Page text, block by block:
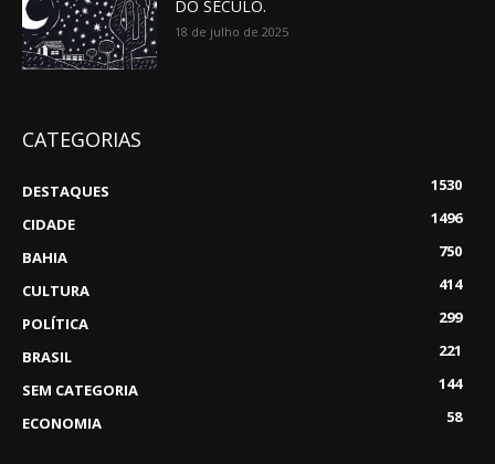
DO SÉCULO.
18 de julho de 2025
CATEGORIAS
DESTAQUES
1530
CIDADE
1496
BAHIA
750
CULTURA
414
POLÍTICA
299
BRASIL
221
SEM CATEGORIA
144
ECONOMIA
58